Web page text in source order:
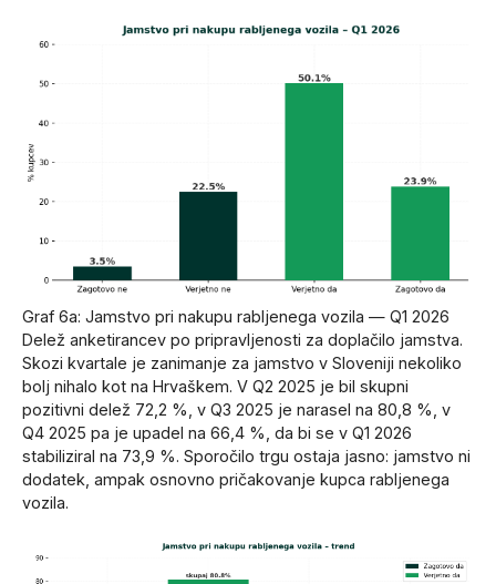
Graf 6a: Jamstvo pri nakupu rabljenega vozila — Q1 2026
Delež anketirancev po pripravljenosti za doplačilo jamstva.
Skozi kvartale je zanimanje za jamstvo v Sloveniji nekoliko
bolj nihalo kot na Hrvaškem. V Q2 2025 je bil skupni
pozitivni delež 72,2 %, v Q3 2025 je narasel na 80,8 %, v
Q4 2025 pa je upadel na 66,4 %, da bi se v Q1 2026
stabiliziral na 73,9 %. Sporočilo trgu ostaja jasno: jamstvo ni
dodatek, ampak osnovno pričakovanje kupca rabljenega
vozila.